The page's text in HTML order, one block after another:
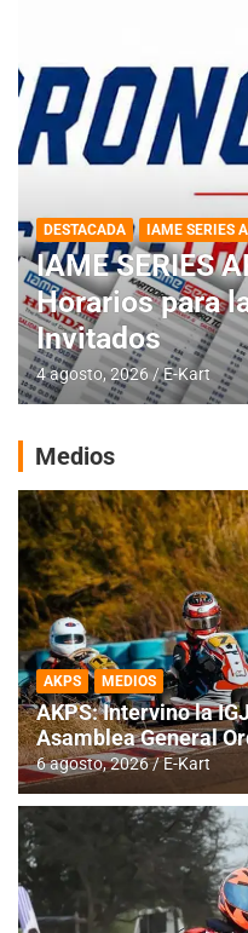
DESTACADA IAME SERIES
IAME SERIES
Horarios para
Invitados
4 agosto, 2026 E-Kart
Medios
AKPS MEDIOS
AKPS: Intervino la
Asamblea General
6 agosto, 2026 E-Kart